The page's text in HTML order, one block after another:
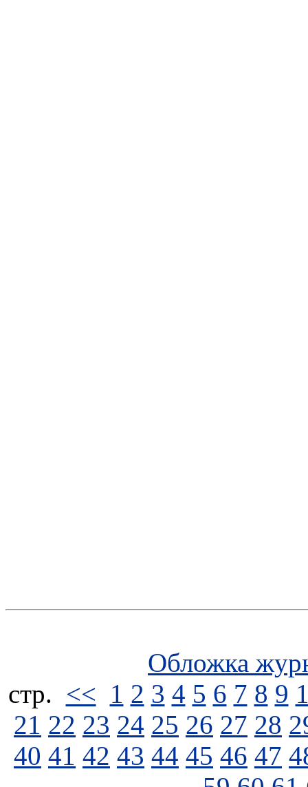
Обложка
стp. << 1 2 3 4 5 6 7 8 9
21 22 23 24 25 26 27 28
40 41 42 43 44 45 46 47